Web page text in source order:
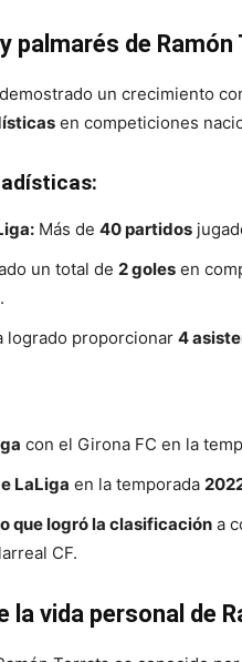
palmarés de Ramón
un crecimiento
en competiciones
Más de 40 partidos
un total de 2 goles en
logrado proporcionar 4
con el Girona FC en la
LaLiga en la temporada
que logró la clasificación a
CF.
la vida personal de